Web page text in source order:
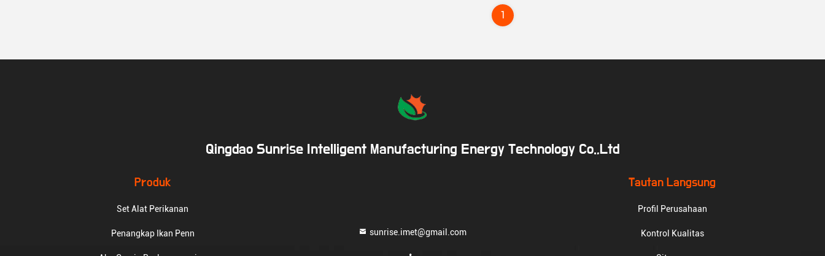
1
Qingdao Sunrise Intelligent Manufacturing Energy Technology Co.,Ltd
Produk
Set Alat Perikanan
Penangkap Ikan Penn sunrise.imet@gmail.com
Tautan Langsung
Profil Perusahaan
Kontrol Kualitas